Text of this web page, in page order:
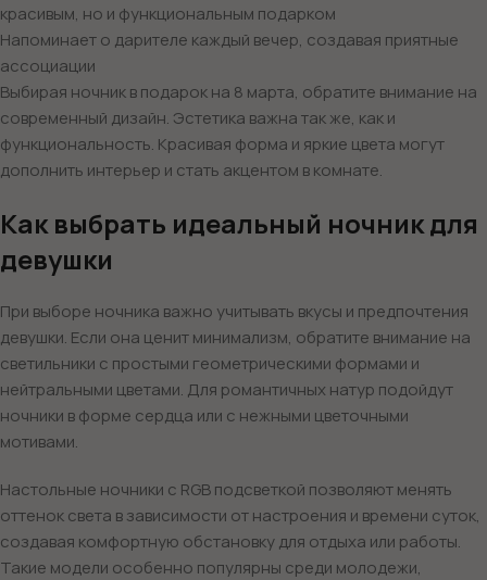
красивым, но и функциональным подарком
Напоминает о дарителе каждый вечер, создавая приятные
ассоциации
Выбирая ночник в подарок на 8 марта, обратите внимание на
современный дизайн. Эстетика важна так же, как и
функциональность. Красивая форма и яркие цвета могут
дополнить интерьер и стать акцентом в комнате.
Как выбрать идеальный ночник для
девушки
При выборе ночника важно учитывать вкусы и предпочтения
девушки. Если она ценит минимализм, обратите внимание на
светильники с простыми геометрическими формами и
нейтральными цветами. Для романтичных натур подойдут
ночники в форме сердца или с нежными цветочными
мотивами.
Настольные ночники с RGB подсветкой позволяют менять
оттенок света в зависимости от настроения и времени суток,
создавая комфортную обстановку для отдыха или работы.
Такие модели особенно популярны среди молодежи,